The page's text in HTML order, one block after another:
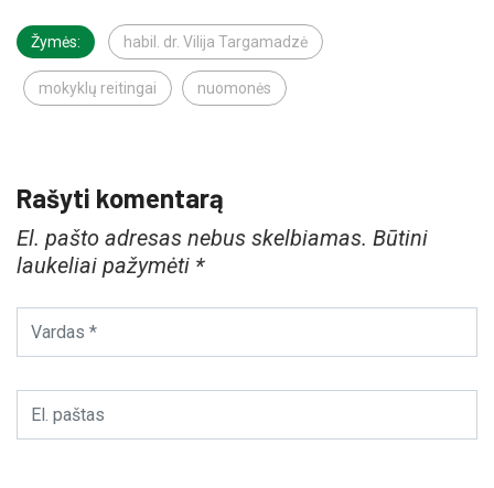
Žymės: habil. dr. Vilija Targamadzė
mokyklų reitingai nuomonės
Rašyti komentarą
El. pašto adresas nebus skelbiamas. Būtini
laukeliai pažymėti *